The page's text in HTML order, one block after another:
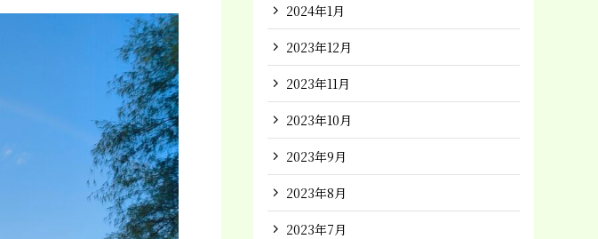
2024年1月
2023年12月
2023年11月
2023年10月
2023年9月
2023年8月
2023年7月